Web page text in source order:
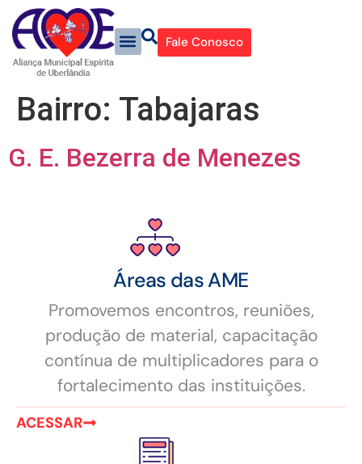
Fale Conosco
Bairro: Tabajaras
G. E. Bezerra de Menezes
Áreas das AME
Promovemos encontros, reuniões,
produção de material, capacitação
contínua de multiplicadores para o
fortalecimento das instituições.
ACESSAR